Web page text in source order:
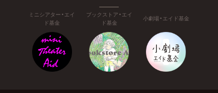
ミニシアター・エイ
ド基金
ブックストア・エイ
ド基金
小劇場・エイド基金